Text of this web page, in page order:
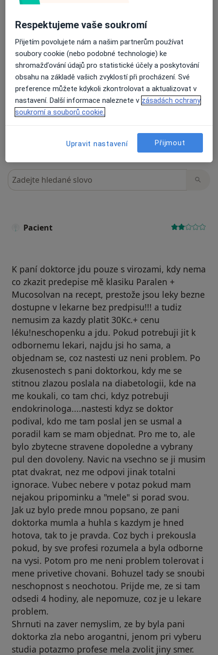
11 názorů
Recenze pacientů jsou pro nás důležité.
Specialisté nemají možnost zaplatit za
odstranění nebo změnu recenze pacienta.
Další informace.Další informace o názorech
Hledejte v názorech
Pacient
K paní doktorce jdu pouze s virozami, kdy nema
co zkazit predepise mě klasiku Paralen +
Mucosolvan na recept, prestože jsou leky bezne
dostupne v lekarne bez predpisu!!! a tudiz
nemusim za kazdy platit 30Kc.+ cenu
léku!neschopenku a jdu. Pokud potrebuji jit k
odbornemu lekari, najdu jsi ho sama, a
objednam se, coz nastesti uz neni problem. Po
zkusenostech s pani doktorkou, kdy me se
stitnou zlazou poslala na diabetologii, kde na
me koukali, co tam chci, kdyz potrebuji
endokrinologa....nastesti kdyz se doktor
podival, kdo me tam poslal jen se usmal a
poradil kam se mam objednat. Pro me to, ale
bylo zbytecne stravene dopoledne a vybrany
pul den dovoleny. Navic na vsechno se ji musim
ptat dvakrat, nez me odpovi jinak totalni
ignorace. Vubec nebere v potaz pokud mam
nejakou pripominku a "mele" si porad svou.
Jak uz bylo prede mnou popsano, ze pani
doktorka mumla a huhla s kazdym je hned
hotova, tak to je pravda. Coz bych i prekousla
pokud, by sve profesi rozumela a byla odborne
na vysi. Potom pro me neni problem tolerovat i
mene privetive chovani. Bohuzel tady se snoubi
neschopnost s neochotou. Prijde me, ze si tam
odsedi 4 hodiny, ale nepomuze, coz je u lekare
problem.
Shrnuti na zaver nemyslim, ze by byla pani
doktorka zla nebo arogantni, jenom pri vyberu
studia potazmo profese mela zvolit jiny smer.
Respektujeme vaše soukromí
Přijetím povolujete nám a našim partnerům používat
soubory cookie (nebo podobné technologie) ke
shromažďování údajů pro statistické účely a poskytování
obsahu na základě vašich zvyklostí při procházení. Své
preference můžete kdykoli zkontrolovat a aktualizovat v
nastavení. Další informace naleznete v zásadách ochrany
soukromí a souborů cookie.
Upravit nastavení Přijmout